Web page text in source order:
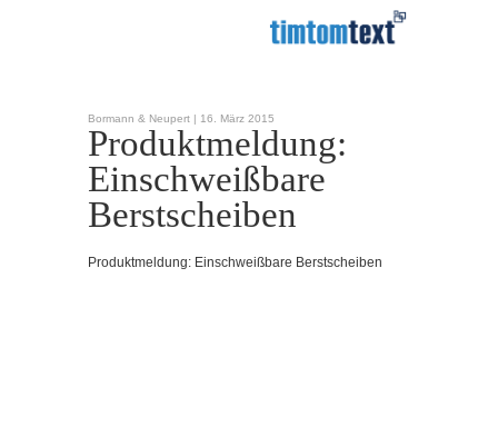
Bormann & Neupert | 16. März 2015
Produktmeldung:
Einschweißbare
Berstscheiben
Produktmeldung: Einschweißbare Berstscheiben